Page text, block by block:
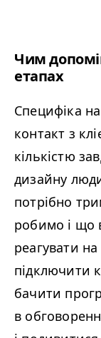
Чим
етапах
Специфіка
контакт з
кількістю
дизайну
потрібно
робимо і що
реагувати
підключити
бачити
в